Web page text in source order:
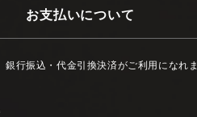
お支払いについて
銀行振込・代金引換決済がご利用になれま